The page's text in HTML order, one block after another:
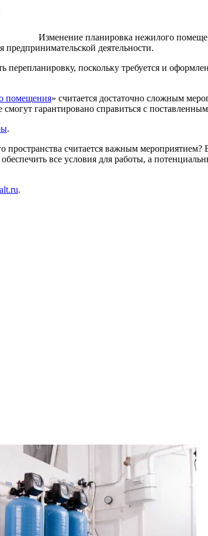
Изменение планировка нежилого
деятельности.
перепланировку, поскольку требуется и
помещения» считается достаточно сложным
гарантировано справиться с
.
считается важным
все условия для работы, а
.